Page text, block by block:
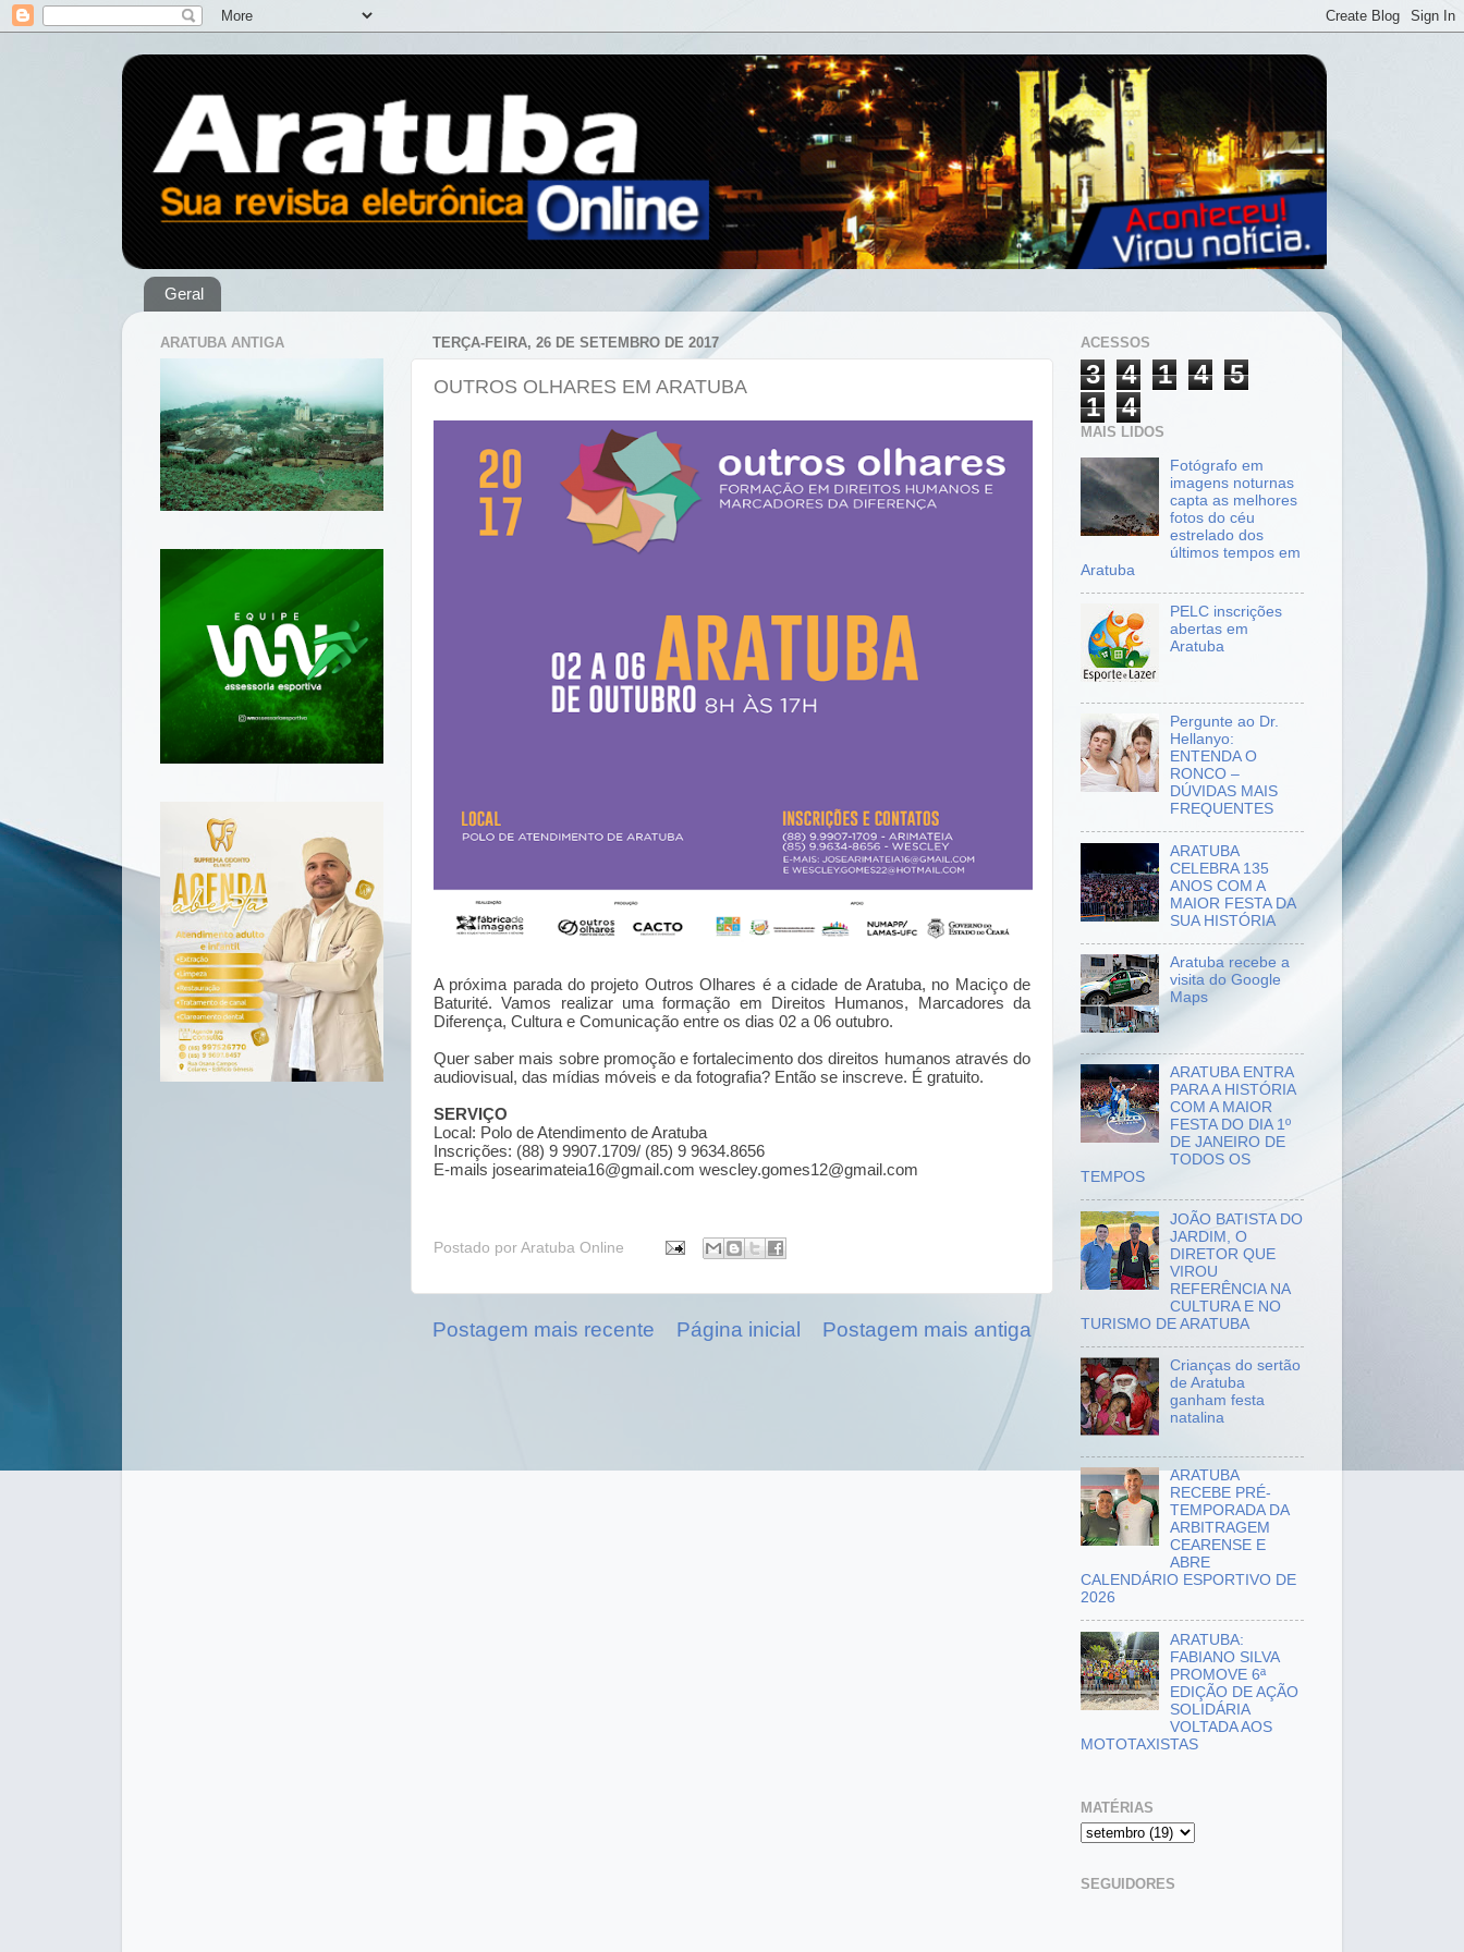
Geral
TERÇA-FEIRA, 26 DE SETEMBRO DE 2017
OUTROS OLHARES EM ARATUBA
A próxima parada do projeto Outros Olhares é a cidade de Aratuba, no Maciço de
Baturité. Vamos realizar uma formação em Direitos Humanos, Marcadores da
Diferença, Cultura e Comunicação entre os dias 02 a 06 outubro.
Quer saber mais sobre promoção e fortalecimento dos direitos humanos através do
audiovisual, das mídias móveis e da fotografia? Então se inscreve. É gratuito.
SERVIÇO
Local: Polo de Atendimento de Aratuba
Inscrições: (88) 9 9907.1709/ (85) 9 9634.8656
E-mails josearimateia16@gmail.com wescley.gomes12@gmail.com
Postado por Aratuba Online
Postagem mais recente Postagem mais antiga
Página inicial
ARATUBA ANTIGA ACESSOS
3 4 1 4
5
1
4
MAIS LIDOS
Fotógrafo em
imagens noturnas
capta as melhores
fotos do céu
estrelado dos
últimos tempos em
Aratuba
PELC inscrições
abertas em
Aratuba
Pergunte ao Dr.
Hellanyo:
ENTENDA O
RONCO –
DÚVIDAS MAIS
FREQUENTES
ARATUBA
CELEBRA 135
ANOS COM A
MAIOR FESTA DA
SUA HISTÓRIA
Aratuba recebe a
visita do Google
Maps
ARATUBA ENTRA
PARA A HISTÓRIA
COM A MAIOR
FESTA DO DIA 1º
DE JANEIRO DE
TODOS OS
TEMPOS
JOÃO BATISTA DO
JARDIM, O
DIRETOR QUE
VIROU
REFERÊNCIA NA
CULTURA E NO
TURISMO DE ARATUBA
Crianças do sertão
de Aratuba
ganham festa
natalina
ARATUBA
RECEBE PRÉ-
TEMPORADA DA
ARBITRAGEM
CEARENSE E
ABRE
CALENDÁRIO ESPORTIVO DE
2026
ARATUBA:
FABIANO SILVA
PROMOVE 6ª
EDIÇÃO DE AÇÃO
SOLIDÁRIA
VOLTADA AOS
MOTOTAXISTAS
MATÉRIAS
SEGUIDORES